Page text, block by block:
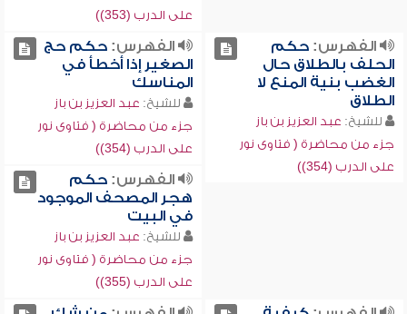
على الدرب (353))
الفهرس:حكم
الحلف بالطلاق حال
الغضب بنية المنع لا
الطلاق
للشيخ: عبد العزيز بن باز
جزء من محاضرة ( فتاوى نور
على الدرب (354))
الفهرس:حكم حج
الصغير إذا أخطأ في
المناسك
للشيخ: عبد العزيز بن باز
جزء من محاضرة ( فتاوى نور
على الدرب (354))
الفهرس:حكم
هجر المصحف الموجود
في البيت
للشيخ: عبد العزيز بن باز
جزء من محاضرة ( فتاوى نور
على الدرب (355))